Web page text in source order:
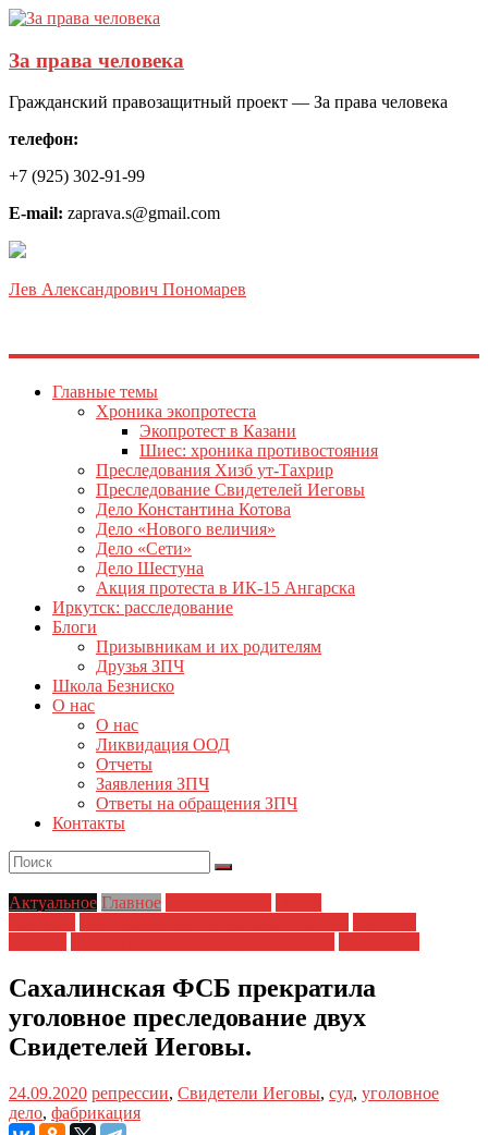
За права человека
Гражданский правозащитный проект — За права человека
телефон:
+7 (925) 302-91-99
E-mail: zaprava.s@gmail.com
Лев Александрович Пономарев
Главные темы
Хроника экопротеста
Экопротест в Казани
Шиес: хроника противостояния
Преследования Хизб ут-Тахрир
Преследование Свидетелей Иеговы
Дело Константина Котова
Дело «Нового величия»
Дело «Сети»
Дело Шестуна
Акция протеста в ИК-15 Ангарска
Иркутск: расследование
Блоги
Призывникам и их родителям
Друзья ЗПЧ
Школа Безниско
О нас
О нас
Ликвидация ООД
Отчеты
Заявления ЗПЧ
Ответы на обращения ЗПЧ
Контакты
Актуальное Главное
Сахалинская ФСБ прекратила
уголовное преследование двух
Свидетелей Иеговы.
24.09.2020 репрессии, Свидетели Иеговы, суд, уголовное
дело, фабрикация